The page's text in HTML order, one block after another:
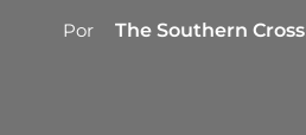
Por The Southern Cross